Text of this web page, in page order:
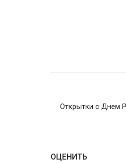
Открытки с Днем
ОЦЕНИТЬ